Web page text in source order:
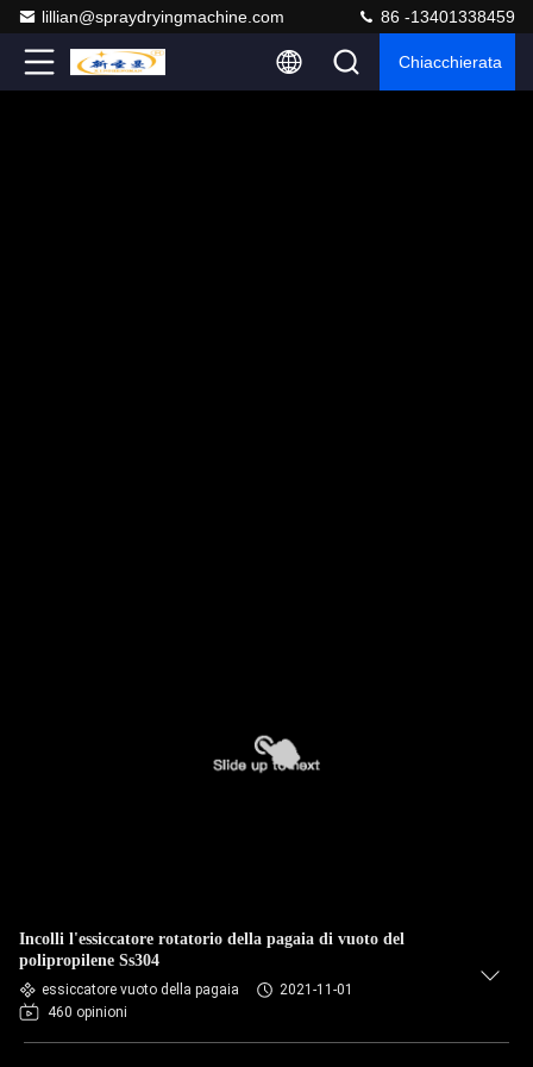
lillian@spraydryingmachine.com 86 -13401338459
Chiacchierata
Incolli l'essiccatore rotatorio della pagaia di vuoto del
polipropilene Ss304
essiccatore vuoto della pagaia
2021-11-01
460 opinioni